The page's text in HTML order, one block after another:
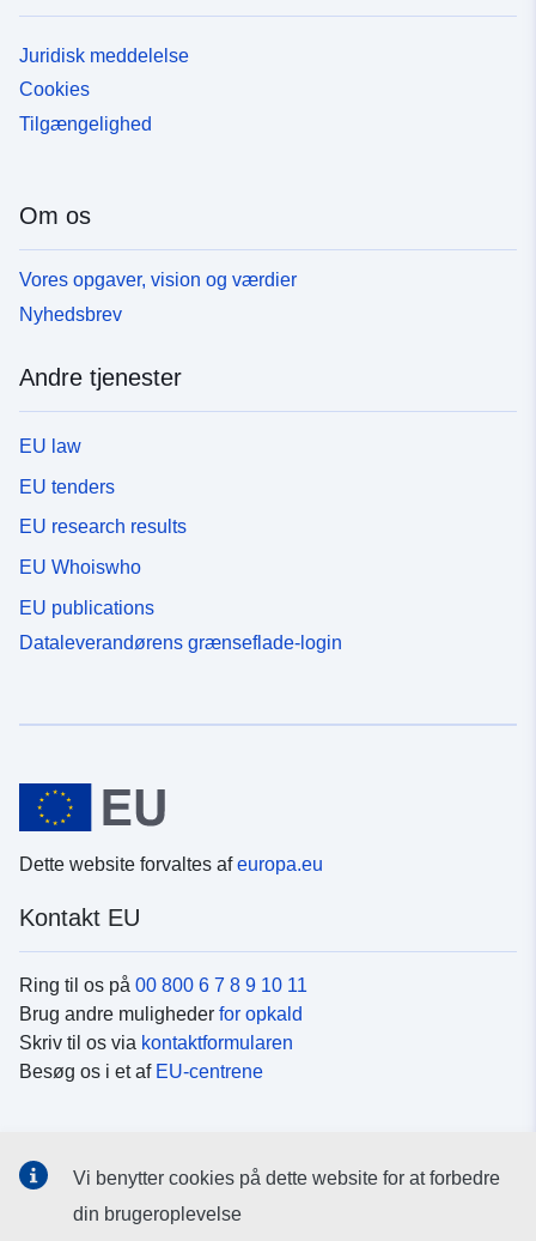
Juridisk meddelelse
Cookies
Tilgængelighed
Om os
Vores opgaver, vision og værdier
Nyhedsbrev
Andre tjenester
EU law
EU tenders
EU research results
EU Whoiswho
EU publications
Dataleverandørens grænseflade-login
Dette website forvaltes afeuropa.eu
Kontakt EU
Ring til os på 00 800 6 7 8 9 10 11
Brug andre muligheder for opkald
Skriv til os via kontaktformularen
Besøg os i et af EU-centrene
Søg efter EU's sider påsociale medier
Vi benytter cookies på dette website for at forbedre
din brugeroplevelse